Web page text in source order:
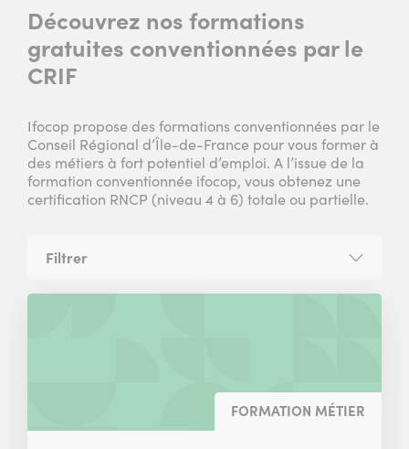
Découvrez nos formations
gratuites conventionnées par le
CRIF
Ifocop propose des formations conventionnées par le
Conseil Régional d’Île-de-France pour vous former à
des métiers à fort potentiel d’emploi. A l’issue de la
formation conventionnée ifocop, vous obtenez une
certification RNCP (niveau 4 à 6) totale ou partielle.
Filtrer
liste
FORMATION MÉTIER